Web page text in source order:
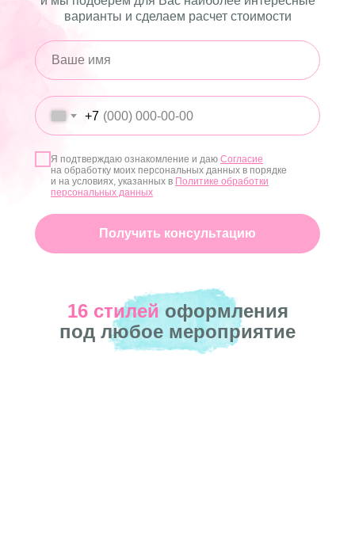
варианты и сделаем расчет стоимости
+7
Я подтверждаю ознакомление и даю Согласие
на обработку моих персональных данных в порядке
и на условиях, указанных в Политике обработки
персональных данных
Получить консультацию
16 стилейоформления
под любое мероприятие